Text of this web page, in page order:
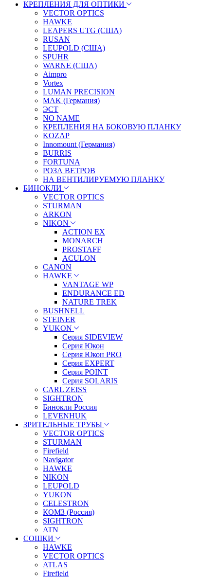
КРЕПЛЕНИЯ ДЛЯ ОПТИКИ
VECTOR OPTICS
HAWKE
LEAPERS UTG (США)
RUSAN
LEUPOLD (США)
SPUHR
WARNE (США)
Aimpro
Vortex
LUMAN PRECISION
MAK (Германия)
ЭСТ
NO NAME
КРЕПЛЕНИЯ НА БОКОВУЮ ПЛАНКУ
KOZAP
Innomount (Германия)
BURRIS
FORTUNA
РОЗА ВЕТРОВ
НА ВЕНТИЛИРУЕМУЮ ПЛАНКУ
БИНОКЛИ
VECTOR OPTICS
STURMAN
ARKON
NIKON
ACTION EX
MONARCH
PROSTAFF
ACULON
CANON
HAWKE
VANTAGE WP
ENDURANCE ED
NATURE TREK
BUSHNELL
STEINER
YUKON
Серия SIDEVIEW
Серия Юкон
Серия Юкон PRO
Серия EXPERT
Серия POINT
Серия SOLARIS
CARL ZEISS
SIGHTRON
Бинокли Россия
LEVENHUK
ЗРИТЕЛЬНЫЕ ТРУБЫ
VECTOR OPTICS
STURMAN
Firefield
Navigator
HAWKE
NIKON
LEUPOLD
YUKON
CELESTRON
КОМЗ (Россия)
SIGHTRON
ATN
СОШКИ
HAWKE
VECTOR OPTICS
ATLAS
Firefield